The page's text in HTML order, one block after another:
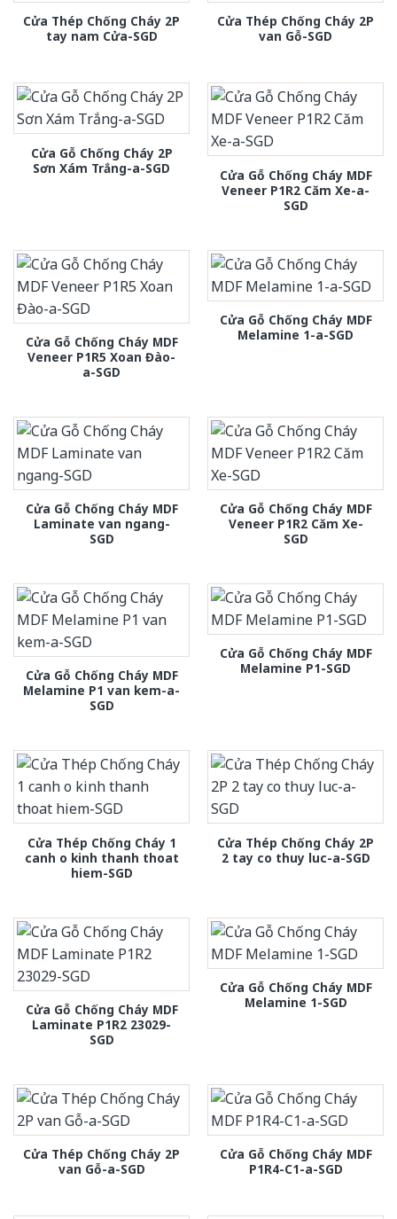
Cửa Thép Chống Cháy 2P
tay nam Cửa-SGD
Cửa Thép Chống Cháy 2P
van Gỗ-SGD
Cửa Gỗ Chống Cháy 2P
Sơn Xám Trắng-a-SGD
Cửa Gỗ Chống Cháy MDF
Veneer P1R2 Căm Xe-a-
SGD
Cửa Gỗ Chống Cháy MDF
Veneer P1R5 Xoan Đào-
a-SGD
Cửa Gỗ Chống Cháy MDF
Melamine 1-a-SGD
Cửa Gỗ Chống Cháy MDF
Laminate van ngang-
SGD
Cửa Gỗ Chống Cháy MDF
Veneer P1R2 Căm Xe-
SGD
Cửa Gỗ Chống Cháy MDF
Melamine P1 van kem-a-
SGD
Cửa Gỗ Chống Cháy MDF
Melamine P1-SGD
Cửa Thép Chống Cháy 1
canh o kinh thanh thoat
hiem-SGD
Cửa Thép Chống Cháy 2P
2 tay co thuy luc-a-SGD
Cửa Gỗ Chống Cháy MDF
Laminate P1R2 23029-
SGD
Cửa Gỗ Chống Cháy MDF
Melamine 1-SGD
Cửa Thép Chống Cháy 2P
van Gỗ-a-SGD
Cửa Gỗ Chống Cháy MDF
P1R4-C1-a-SGD